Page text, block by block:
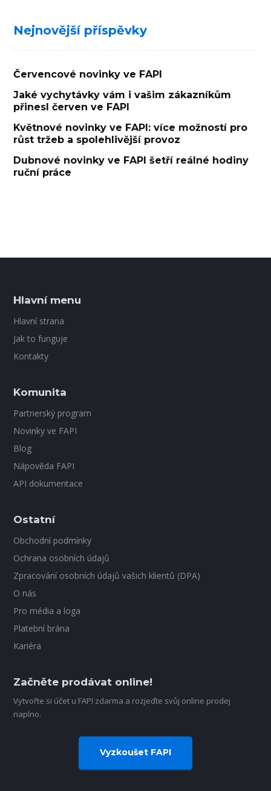
Nejnovější příspěvky
Červencové novinky ve FAPI
Jaké vychytávky vám i vašim zákazníkům
přinesl červen ve FAPI
Květnové novinky ve FAPI: více možností pro
růst tržeb a spolehlivější provoz
Dubnové novinky ve FAPI šetří reálné hodiny
ruční práce
Hlavní menu
Hlavní strana
Jak to funguje
Kontakty
Komunita
Partnerský program
Novinky ve FAPI
Blog
Nápověda FAPI
API dokumentace
Ostatní
Obchodní podmínky
Ochrana osobních údajů
Zpracování osobních údajů vašich klientů (DPA)
O nás
Pro média a loga
Platební brána
Kariéra
Začněte prodávat online!
Vytvořte si účet u FAPI zdarma a rozjeďte svůj online prodej
naplno.
Vyzkoušet FAPI